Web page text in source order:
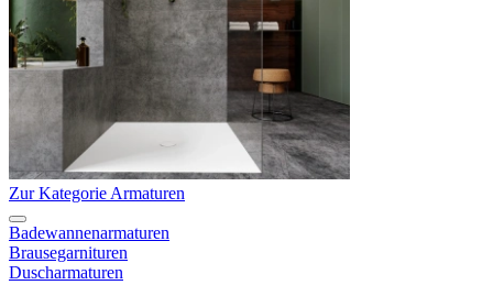
Zur Kategorie Armaturen
Badewannenarmaturen
Brausegarnituren
Duscharmaturen